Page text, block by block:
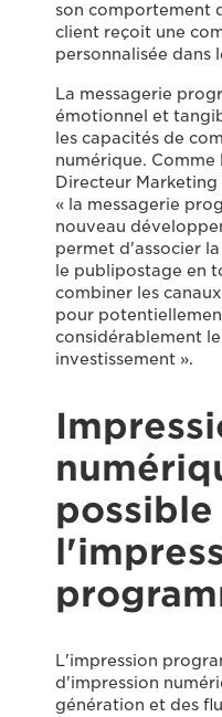
son comportement
client reçoit une
personnalisée dans
La messagerie
émotionnel et
les capacités de
numérique.
Directeur Marketing
« la messagerie
nouveau
permet d'associer
le publipostage en
combiner les
pour
considérablement
investissement ».
possible
L'impression
d'impression
génération et des